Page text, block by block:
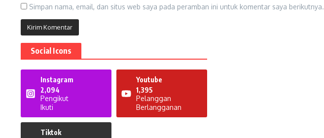
Simpan nama, email, dan situs web saya pada peramban ini untuk komentar saya berikutnya.
Social Icons
Instagram
2,094
Pengikut
Ikuti
Youtube
1,395
Pelanggan
Berlangganan
Tiktok